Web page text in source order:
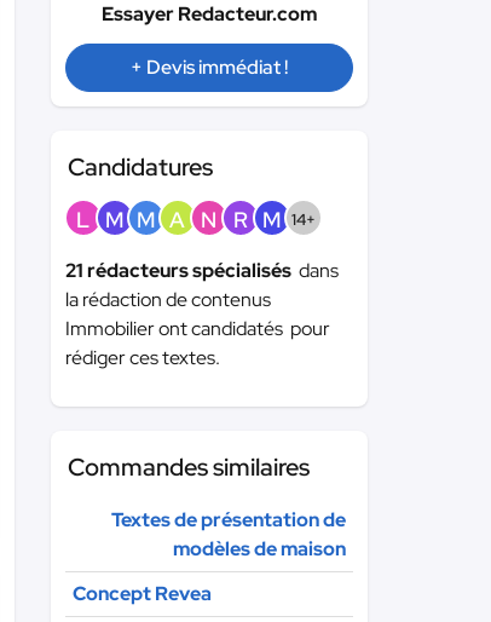
Essayer Redacteur.com
+ Devis immédiat !
Candidatures
L M M A N R M 14+
21 rédacteurs spécialisés dans
la rédaction de contenus
Immobilier ont candidatés pour
rédiger ces textes.
Commandes similaires
Textes de présentation de
modèles de maison
Concept Revea